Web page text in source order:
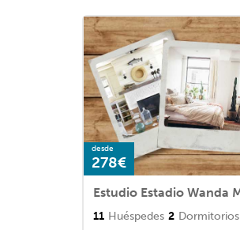
desde
278€
Estudio Estadio Wanda
11 Huéspedes 2 Dormitorios